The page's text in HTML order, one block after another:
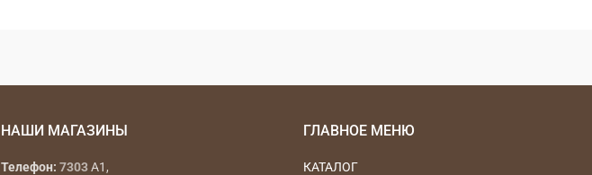
НАШИ МАГАЗИНЫ
Телефон: 7303A1,
ГЛАВНОЕ МЕНЮ
КАТАЛОГ